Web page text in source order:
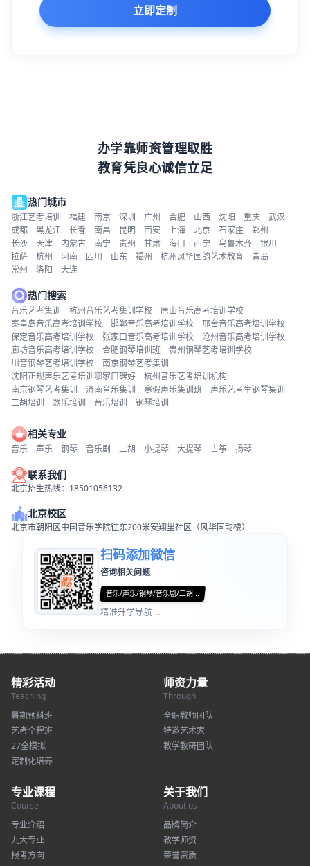
立即定制
办学靠师资管理取胜
教育凭良心诚信立足
热门城市
浙江艺考培训 福建 南京 深圳 广州 合肥 山西 沈阳 重庆
武汉
成都
黑龙江 长春 南昌 昆明 西安 上海 北京 石家庄
郑州
长沙
天津 内蒙古 南宁 贵州 甘肃 海口 西宁 乌鲁木齐
银川
拉萨
杭州 河南 四川 山东 福州 杭州风华国韵艺术教育
青岛
常州
洛阳 大连
热门搜索
音乐艺考集训 杭州音乐艺考集训学校
唐山音乐高考培训学校
秦皇岛音乐高考培训学校
邯郸音乐高考培训学校
邢台音乐高考培训学校
保定音乐高考培训学校
张家口音乐高考培训学校
沧州音乐高考培训学校
廊坊音乐高考培训学校
合肥钢琴培训班
贵州钢琴艺考培训学校
川音钢琴艺考培训学校
南京钢琴艺考集训
沈阳正规声乐艺考培训哪家口碑好
杭州音乐艺考培训机构
南京钢琴艺考集训
济南音乐集训 寒假声乐集训班
声乐艺考生钢琴集训
二胡培训
器乐培训 音乐培训 钢琴培训
相关专业
音乐 声乐 钢琴 音乐剧 二胡 小提琴 大提琴 古筝 扬琴
联系我们
北京招生热线：18501056132
北京校区
北京市朝阳区中国音乐学院往东200米安翔里社区（风华国韵楼）
扫码添加微信
咨询相关问题
音乐/声乐/钢琴/音乐剧/二胡...
精准升学导航...
精彩活动
Teaching
暑期预科班
艺考全程班
27全模拟
定制化培养
师资力量
Through
全职教师团队
特邀艺术家
教学教研团队
专业课程
Course
专业介绍
九大专业
报考方向
关于我们
About us
品牌简介
教学师资
荣誉资质